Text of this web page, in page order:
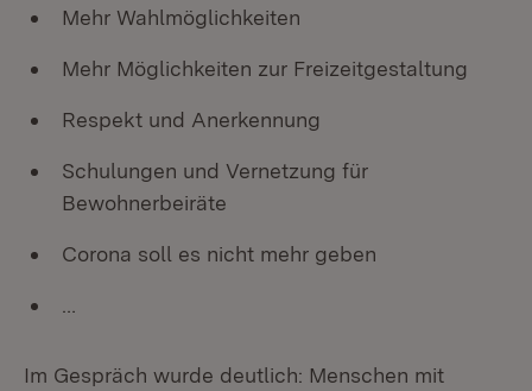
Mehr Wahlmöglichkeiten
Mehr Möglichkeiten zur Freizeitgestaltung
Respekt und Anerkennung
Schulungen und Vernetzung für
Bewohnerbeiräte
Corona soll es nicht mehr geben
Im Gespräch wurde deutlich: Menschen mit